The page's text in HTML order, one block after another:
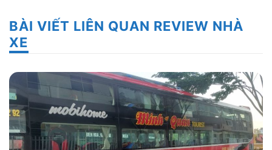
BÀI VIẾT LIÊN QUAN REVIEW NHÀ
XE